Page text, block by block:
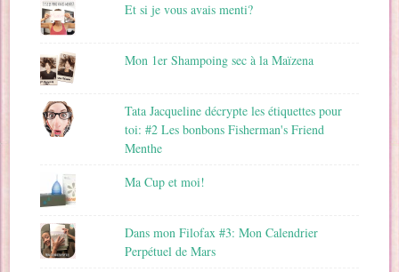
Et si je vous avais menti?
Mon 1er Shampoing sec à la Maïzena
Tata Jacqueline décrypte les étiquettes pour
toi: #2 Les bonbons Fisherman's Friend
Menthe
Ma Cup et moi!
Dans mon Filofax #3: Mon Calendrier
Perpétuel de Mars